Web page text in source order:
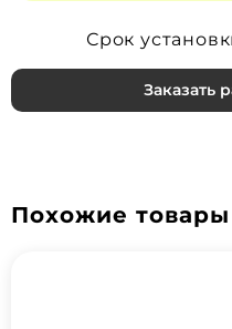
Срок
Заказать
Похожие товары